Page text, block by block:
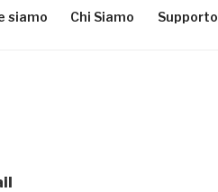
siamo Chi Siamo Supporto